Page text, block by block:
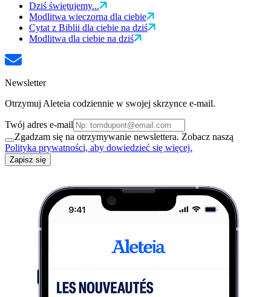
Dziś świętujemy...
Modlitwa wieczorna dla ciebie
Cytat z Biblii dla ciebie na dziś
Modlitwa dla ciebie na dziś
Newsletter
Otrzymuj Aleteia codziennie w swojej skrzynce e-mail.
Twój adres e-mail
Zgadzam się na otrzymywanie newslettera. Zobacz naszą
Polityka prywatności, aby dowiedzieć się więcej.
Zapisz się